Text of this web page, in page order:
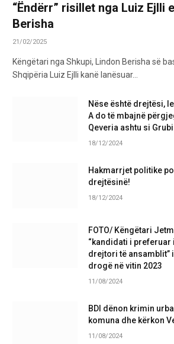
“Ëndërr” risillet nga Luiz Ejlli
Berisha
21/02/2025
Këngëtari nga Shkupi, Lindon Berisha së
Shqipëria Luiz Ejlli kanë lanësuar…
Nëse është drejtësi,
A do të mbajnë
Qeveria ashtu si
18/12/2024
Hakmarrjet politike
drejtësinë!
18/12/2024
FOTO/ Këngëtari
“kandidati i preferuar
drejtori të ansamblit”
drogë në vitin 2023
11/08/2024
BDI dënon krimin
komuna dhe kërkon
11/08/2024